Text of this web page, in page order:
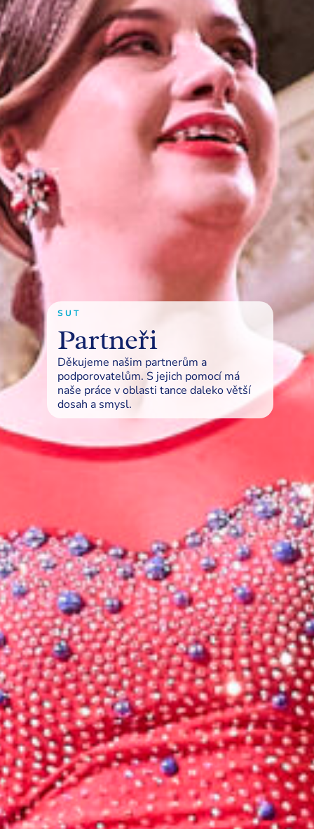
SUT
Partneři
Děkujeme našim partnerům a
podporovatelům. S jejich pomocí má
naše práce v oblasti tance daleko větší
dosah a smysl.